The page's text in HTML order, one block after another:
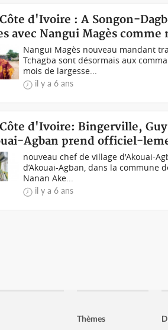
Côte d'Ivoire : A Songon-
avec Nangui Magès comme
Nangui Magès nouveau mandant
Tchagba sont désormais aux
mois de largesse...
il y a 6 ans
Côte d'Ivoire: Bingerville,
Agban prend officiel-
nouveau chef de village d'Akouai-
d’Akouai-Agban, dans la commune
Nanan Ake...
il y a 6 ans
Thèmes